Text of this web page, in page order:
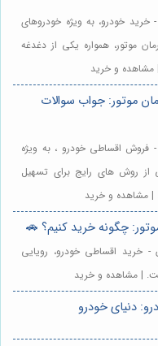
خودرو، به ویژه خودروهای
موتور، همواره یکی از دغدغه
مشاهده و خرید
موتور: جواب سوالات
فروش اقساطی خودرو ، به ویژه
از روش های رایج برای تسهیل
| مشاهده و خرید
چگونه خرید کنیم؟ 🚗
- خرید اقساطی خودرو، رویایی
| مشاهده و خرید
دنیای خودرو